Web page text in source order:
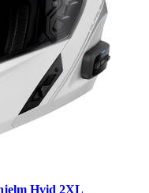
Hvid 2XL